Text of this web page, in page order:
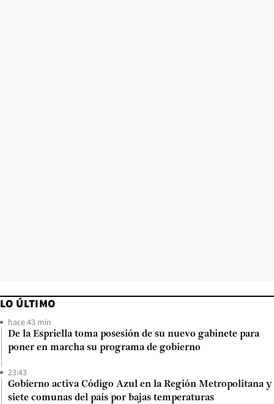
LO ÚLTIMO
hace 43 min
De la Espriella toma posesión de su nuevo gabinete para
poner en marcha su programa de gobierno
23:43
Gobierno activa Código Azul en la Región Metropolitana y
siete comunas del país por bajas temperaturas